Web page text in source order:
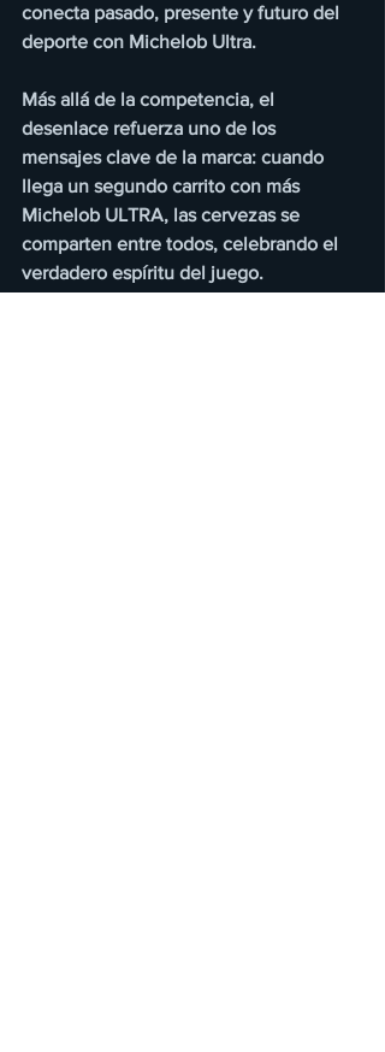
conecta pasado, presente y futuro del
deporte con Michelob Ultra.
Más allá de la competencia, el
desenlace refuerza uno de los
mensajes clave de la marca: cuando
llega un segundo carrito con más
Michelob ULTRA, las cervezas se
comparten entre todos, celebrando el
verdadero espíritu del juego.